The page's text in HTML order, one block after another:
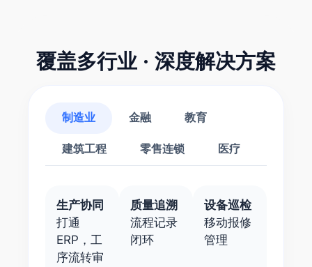
覆盖多行业 · 深度解决方案
制造业 金融 教育
建筑工程 零售连锁 医疗
生产协同
打通
ERP，工
序流转审
质量追溯
流程记录
闭环
设备巡检
移动报修
管理